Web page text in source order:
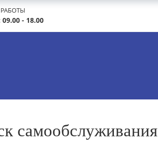
- 18.00
самообслуживания